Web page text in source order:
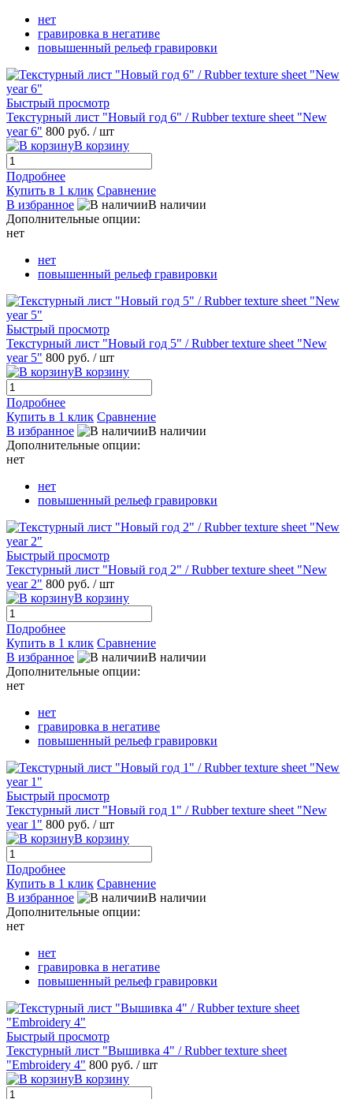
нет
гравировка в негативе
повышенный рельеф гравировки
Быстрый просмотр
Текстурный лист "Новый год 6" / Rubber texture sheet "New
year 6" 800 руб. / шт
В корзину
Подробнее
Купить в 1 клик Сравнение
В избранное
В наличии
Дополнительные опции:
нет
нет
повышенный рельеф гравировки
Быстрый просмотр
Текстурный лист "Новый год 5" / Rubber texture sheet "New
year 5" 800 руб. / шт
В корзину
Подробнее
Купить в 1 клик Сравнение
В избранное
В наличии
Дополнительные опции:
нет
нет
повышенный рельеф гравировки
Быстрый просмотр
Текстурный лист "Новый год 2" / Rubber texture sheet "New
year 2" 800 руб. / шт
В корзину
Подробнее
Купить в 1 клик Сравнение
В избранное
В наличии
Дополнительные опции:
нет
нет
гравировка в негативе
повышенный рельеф гравировки
Быстрый просмотр
Текстурный лист "Новый год 1" / Rubber texture sheet "New
year 1" 800 руб. / шт
В корзину
Подробнее
Купить в 1 клик Сравнение
В избранное
В наличии
Дополнительные опции:
нет
нет
гравировка в негативе
повышенный рельеф гравировки
Быстрый просмотр
Текстурный лист "Вышивка 4" / Rubber texture sheet
"Embroidery 4" 800 руб. / шт
В корзину